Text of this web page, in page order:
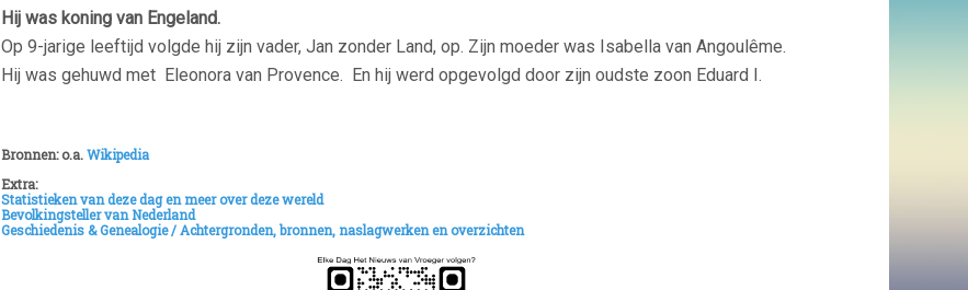
Hij was koning van Engeland.
Op 9-jarige leeftijd volgde hij zijn vader, Jan zonder Land, op. Zijn moeder was Isabella van Angoulême.
Hij was gehuwd met Eleonora van Provence. En hij werd opgevolgd door zijn oudste zoon Eduard I.
Bronnen: o.a.Wikipedia
Extra:
Statistieken van deze dag en meer over deze wereld
Bevolkingsteller van Nederland
Geschiedenis & Genealogie /Achtergronden, bronnen, naslagwerken en overzichten